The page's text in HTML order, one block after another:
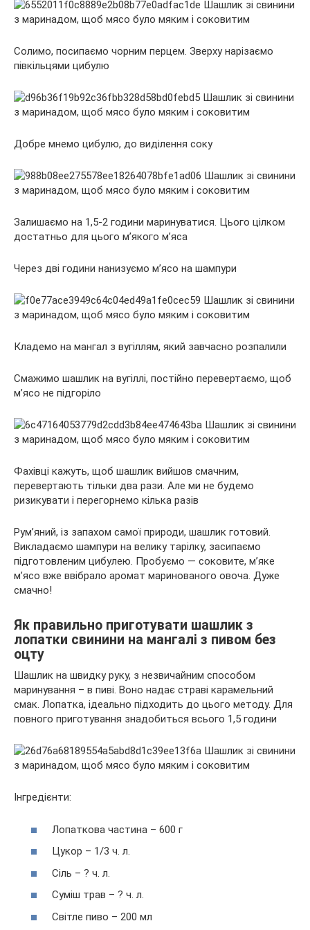
Солимо, посипаємо чорним перцем. Зверху нарізаємо
півкільцями цибулю
Добре мнемо цибулю, до виділення соку
Залишаємо на 1,5-2 години маринуватися. Цього цілком
достатньо для цього м’якого м’яса
Через дві години нанизуємо м’ясо на шампури
Кладемо на мангал з вугіллям, який завчасно розпалили
Смажимо шашлик на вугіллі, постійно перевертаємо, щоб
м’ясо не підгоріло
Фахівці кажуть, щоб шашлик вийшов смачним,
перевертають тільки два рази. Але ми не будемо
ризикувати і перегорнемо кілька разів
Рум’яний, із запахом самої природи, шашлик готовий.
Викладаємо шампури на велику тарілку, засипаємо
підготовленим цибулею. Пробуємо — соковите, м’яке
м’ясо вже ввібрало аромат маринованого овоча. Дуже
смачно!
Як правильно приготувати шашлик з
лопатки свинини на мангалі з пивом без
оцту
Шашлик на швидку руку, з незвичайним способом
маринування – в пиві. Воно надає страві карамельний
смак. Лопатка, ідеально підходить до цього методу. Для
повного приготування знадобиться всього 1,5 години
Інгредієнти:
Лопаткова частина – 600 г
Цукор – 1/3 ч. л.
Сіль – ? ч. л.
Суміш трав – ? ч. л.
Світле пиво – 200 мл